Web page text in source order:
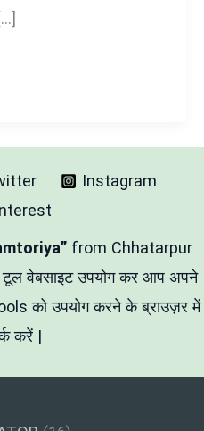
Instagram
from Chhatarpur
वेबसाइट उपयोग कर आप अपने
को उपयोग करने के ब्राउज़र में
करें |